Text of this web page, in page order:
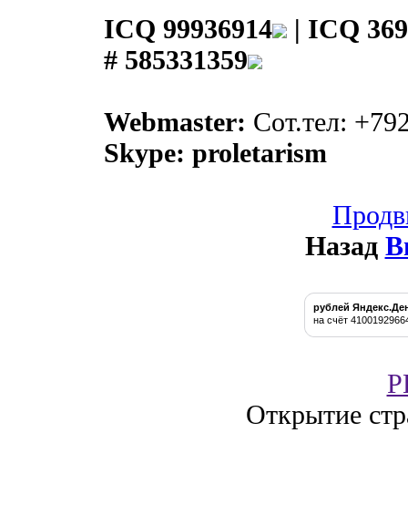
ICQ 99936914 | ICQ
# 585331359
Webmaster: Сот.тел:
Skype: proletarism
Назад
рублей
на счёт
Открытие